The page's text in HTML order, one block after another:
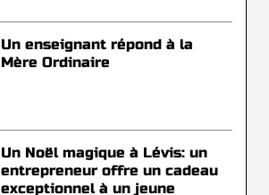
Un enseignant répond à la
Mère Ordinaire
Un Noël magique à Lévis: un
entrepreneur offre un cadeau
exceptionnel à un jeune